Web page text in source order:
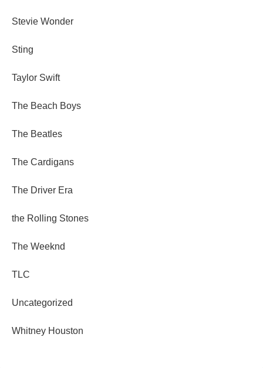
Stevie Wonder
Sting
Taylor Swift
The Beach Boys
The Beatles
The Cardigans
The Driver Era
the Rolling Stones
The Weeknd
TLC
Uncategorized
Whitney Houston